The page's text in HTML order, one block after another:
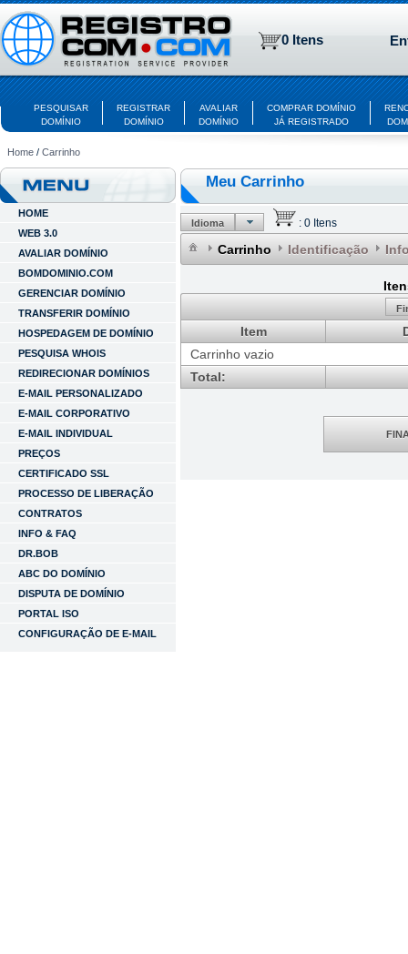
0 Itens
PESQUISAR
DOMÍNIO
REGISTRAR
DOMÍNIO
AVALIAR
DOMÍNIO
COMPRAR DOMÍNIO
JÁ REGISTRADO
Home /Carrinho
HOME
WEB 3.0
AVALIAR DOMÍNIO
BOMDOMINIO.COM
GERENCIAR DOMÍNIO
TRANSFERIR DOMÍNIO
HOSPEDAGEM DE DOMÍNIO
PESQUISA WHOIS
REDIRECIONAR DOMÍNIOS
E-MAIL PERSONALIZADO
E-MAIL CORPORATIVO
E-MAIL INDIVIDUAL
PREÇOS
CERTIFICADO SSL
PROCESSO DE LIBERAÇÃO
CONTRATOS
INFO & FAQ
DR.BOB
ABC DO DOMÍNIO
DISPUTA DE DOMÍNIO
PORTAL ISO
CONFIGURAÇÃO DE E-MAIL
Meu Carrinho
Idioma : 0 Itens
Carrinho Identificação
Item
Total:
Carrinho vazio